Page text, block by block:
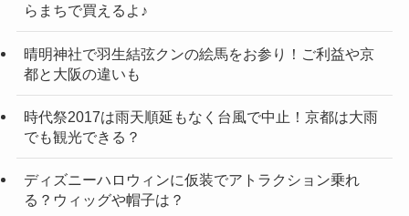
らまちで買えるよ♪
晴明神社で羽生結弦クンの絵馬をお参り！ご利益や京
都と大阪の違いも
時代祭2017は雨天順延もなく台風で中止！京都は大雨
でも観光できる？
ディズニーハロウィンに仮装でアトラクション乗れ
る？ウィッグや帽子は？